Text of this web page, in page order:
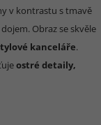
v kontrastu s tmavě
Obraz se skvěle
kanceláře.
ostré detaily,